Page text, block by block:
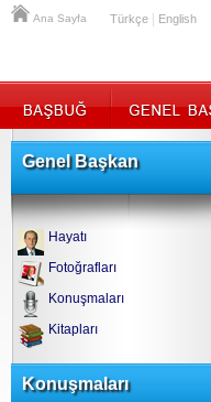
Ana Sayfa Türkçe English
Genel Başkan
Hayatı
Fotoğrafları
Konuşmaları
Kitapları
Konuşmaları